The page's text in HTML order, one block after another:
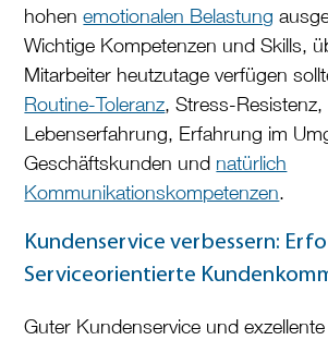
hohenemotionalen Belastung
Wichtige Kompetenzen und Skills,
Mitarbeiter heutzutage verfügen
Routine-Toleranz, Stress-Resistenz,
Lebenserfahrung, Erfahrung im
Geschäftskunden und natürlich
Kommunikationskompetenzen.
Kundenservice verbessern:
Serviceorientierte
Guter Kundenservice und exzellente